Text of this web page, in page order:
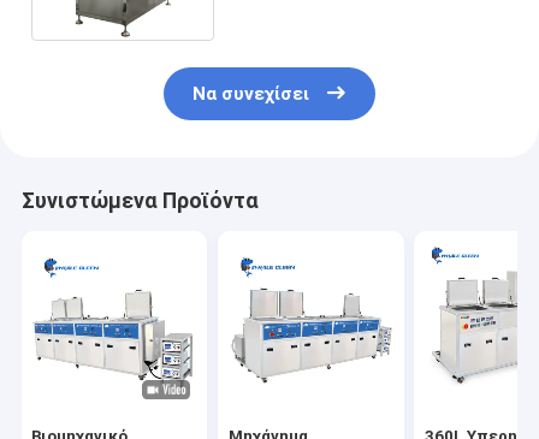
Να συνεχίσει
Συνιστώμενα Προϊόντα